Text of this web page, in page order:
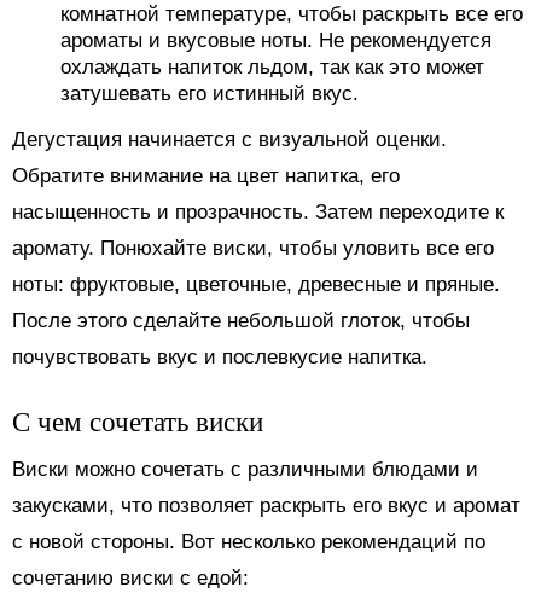
комнатной температуре, чтобы раскрыть все его
ароматы и вкусовые ноты. Не рекомендуется
охлаждать напиток льдом, так как это может
затушевать его истинный вкус.
Дегустация начинается с визуальной оценки.
Обратите внимание на цвет напитка, его
насыщенность и прозрачность. Затем переходите к
аромату. Понюхайте виски, чтобы уловить все его
ноты: фруктовые, цветочные, древесные и пряные.
После этого сделайте небольшой глоток, чтобы
почувствовать вкус и послевкусие напитка.
С чем сочетать виски
Виски можно сочетать с различными блюдами и
закусками, что позволяет раскрыть его вкус и аромат
с новой стороны. Вот несколько рекомендаций по
сочетанию виски с едой: